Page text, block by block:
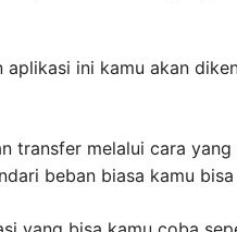
ini kamu akan
transfer melalui cara
beban biasa kamu